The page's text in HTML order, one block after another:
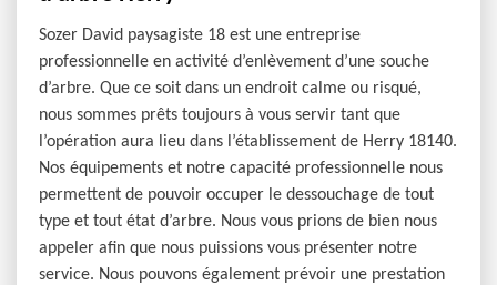
Sozer David paysagiste 18 est une entreprise
professionnelle en activité d’enlèvement d’une souche
d’arbre. Que ce soit dans un endroit calme ou risqué,
nous sommes prêts toujours à vous servir tant que
l’opération aura lieu dans l’établissement de Herry 18140.
Nos équipements et notre capacité professionnelle nous
permettent de pouvoir occuper le dessouchage de tout
type et tout état d’arbre. Nous vous prions de bien nous
appeler afin que nous puissions vous présenter notre
service. Nous pouvons également prévoir une prestation